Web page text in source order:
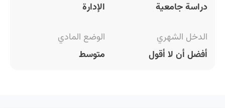
دراسة جامعية
الإدارة
الدخل الشهري
أفضل أن لا أقول
الوضع المادي
متوسط